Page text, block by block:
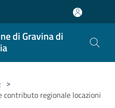
di Gravina di
>
regionale locazioni